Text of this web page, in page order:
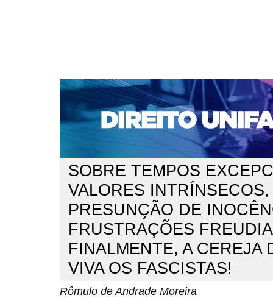
CAPA SOBRE ACESSO CADASTRO
NOTÍCIAS
EDIÇÕES DE Nº 1 A 100 WEBMAIL
Capa>n. 197 (2016) > de Andrade Moreira
SOBRE TEMPOS
VALORES INTRÍNSECOS,
PRESUNÇÃO DE
FRUSTRAÇÕES
FINALMENTE, A CEREJA
VIVA OS FASCISTAS!
Rômulo de Andrade Moreira